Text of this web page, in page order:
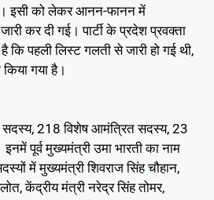
इसी को लेकर आनन-फानन में
कर दी गई। पार्टी के प्रदेश प्रवक्ता
कि पहली लिस्ट गलती से जारी हो गई थी,
किया गया है।
सदस्य, 218 विशेष आमंत्रित सदस्य, 23
पूर्व मुख्यमंत्री उमा भारती का नाम
में मुख्यमंत्री शिवराज सिंह चौहान,
केंद्रीय मंत्री नरेद्र सिंह तोमर,